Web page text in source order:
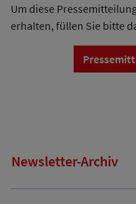
Um diese
erhalten, füllen Sie bitte
Newsletter-Archiv